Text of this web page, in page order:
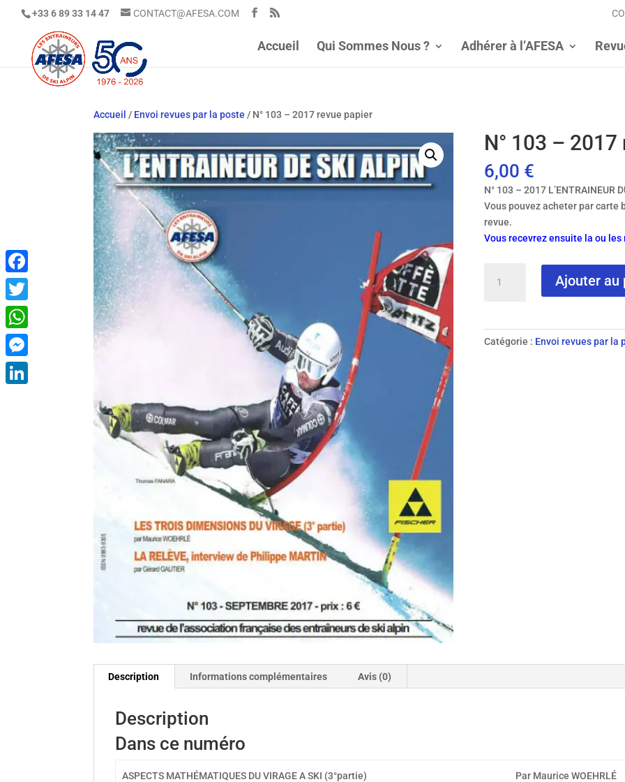
+33 6 89 33 14 47 CONTACT@AFESA.COM
Accueil Qui Sommes Nous ? Adhérer à l’AFESA
Accueil / Envoi revues par la poste / N° 103 – 2017 revue papier
N° 103 –
6,00 €
N° 103 – 2017 L’ENTRAINEUR
Vous pouvez acheter par carte
revue.
Vous recevrez ensuite la ou
Ajouter au
Catégorie : Envoi revues par la
Description Informations complémentaires Avis (0)
Description
Dans ce numéro
ASPECTS MATHÉMATIQUES DU VIRAGE A SKI (3°partie) Par Maurice WOEHRLÉ
Facebook
Twitter
WhatsApp
Messenger